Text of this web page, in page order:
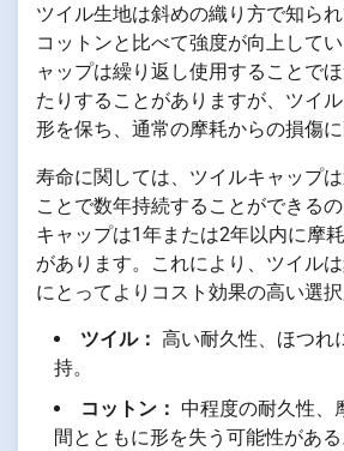
ツイル生地は斜めの織り方で知ら
コットンと比べて強度が向上して
ャップは繰り返し使用することで
たりすることがありますが、ツイル
形を保ち、通常の摩耗からの損傷に
寿命に関しては、ツイルキャップ
ことで数年持続することができる
キャップは1年または2年以内に摩
があります。これにより、ツイル
にとってよりコスト効果の高い選択
ツイル： 高い耐久性、ほつれ
持。
コットン： 中程度の耐久性、
間とともに形を失う可能性がある